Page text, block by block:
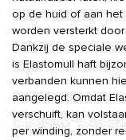
op de huid of aan
worden versterkt
Dankzij de speciale
is Elastomull haft
verbanden kunnen
aangelegd. Omdat
verschuift, kan
per winding, zonder